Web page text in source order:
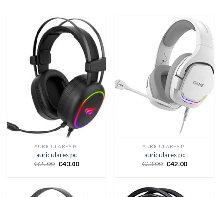
AURICULARES PC
auriculares pc
€65.00 €43.00
AURICULARES PC
auriculares pc
€63.00 €42.00